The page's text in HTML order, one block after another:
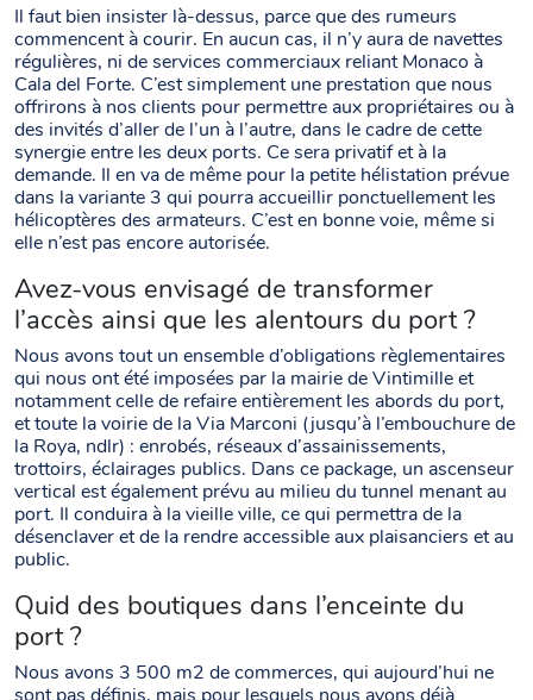
Il faut bien insister là-dessus, parce que des rumeurs
commencent à courir. En aucun cas, il n’y aura de navettes
régulières, ni de services commerciaux reliant Monaco à
Cala del Forte. C’est simplement une prestation que nous
offrirons à nos clients pour permettre aux propriétaires ou à
des invités d’aller de l’un à l’autre, dans le cadre de cette
synergie entre les deux ports. Ce sera privatif et à la
demande. Il en va de même pour la petite hélistation prévue
dans la variante 3 qui pourra accueillir ponctuellement les
hélicoptères des armateurs. C’est en bonne voie, même si
elle n’est pas encore autorisée.
Avez-vous envisagé de transformer
l’accès ainsi que les alentours du port ?
Nous avons tout un ensemble d’obligations règlementaires
qui nous ont été imposées par la mairie de Vintimille et
notamment celle de refaire entièrement les abords du port,
et toute la voirie de la Via Marconi (jusqu’à l’embouchure de
la Roya, ndlr) : enrobés, réseaux d’assainissements,
trottoirs, éclairages publics. Dans ce package, un ascenseur
vertical est également prévu au milieu du tunnel menant au
port. Il conduira à la vieille ville, ce qui permettra de la
désenclaver et de la rendre accessible aux plaisanciers et au
public.
Quid des boutiques dans l’enceinte du
port ?
Nous avons 3 500 m2 de commerces, qui aujourd’hui ne